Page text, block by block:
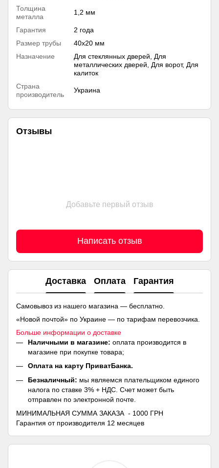
Толщина
металла
1,2 мм
Гарантия
2 года
Размер трубы
40х20 мм
Назначение
Для стеклянных дверей, Для
металлических дверей, Для ворот, Для
калиток
Страна
производитель
Украина
Отзывы
Добавьте первый отзыв
Написать отзыв
Доставка Оплата Гарантия
Самовывоз из нашего магазина — бесплатно.
«Новой почтой» по Украине — по тарифам перевозчика.
Больше информации о доставке
Наличными в магазине: оплата производится в
магазине при покупке товара;
Оплата на карту ПриватБанка.
Безналичный: мы являемся плательщиком единого
налога по ставке 3% + НДС. Счет может быть
отправлен по электронной почте.
МИНИМАЛЬНАЯ СУММА ЗАКАЗА - 1000 ГРН
Гарантия от производителя 12 месяцев